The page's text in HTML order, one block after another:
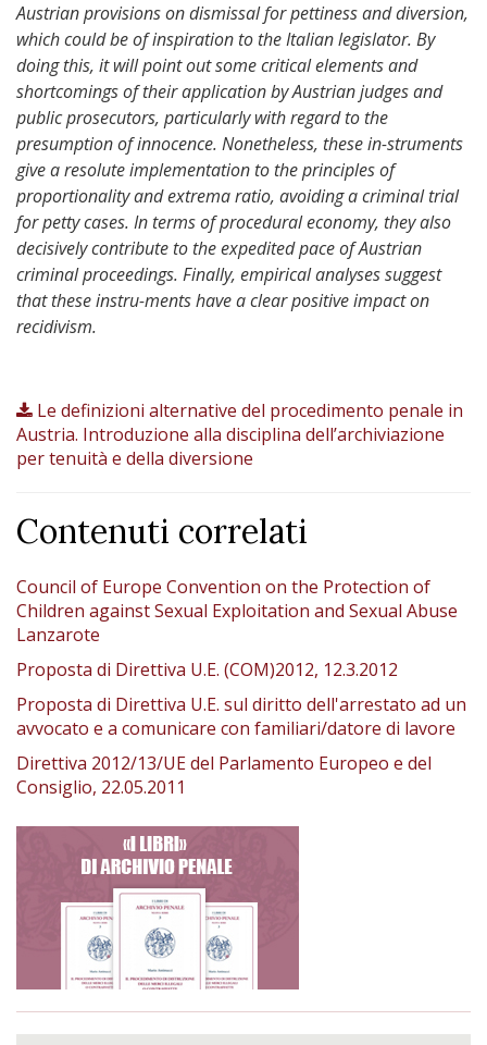
Austrian provisions on dismissal for pettiness and diversion,
which could be of inspiration to the Italian legislator. By
doing this, it will point out some critical elements and
shortcomings of their application by Austrian judges and
public prosecutors, particularly with regard to the
presumption of innocence. Nonetheless, these in-struments
give a resolute implementation to the principles of
proportionality and extrema ratio, avoiding a criminal trial
for petty cases. In terms of procedural economy, they also
decisively contribute to the expedited pace of Austrian
criminal proceedings. Finally, empirical analyses suggest
that these instru-ments have a clear positive impact on
recidivism.
Le definizioni alternative del procedimento penale in
Austria. Introduzione alla disciplina dell’archiviazione
per tenuità e della diversione
Contenuti correlati
Council of Europe Convention on the Protection of
Children against Sexual Exploitation and Sexual Abuse
Lanzarote
Proposta di Direttiva U.E. (COM)2012, 12.3.2012
Proposta di Direttiva U.E. sul diritto dell'arrestato ad un
avvocato e a comunicare con familiari/datore di lavore
Direttiva 2012/13/UE del Parlamento Europeo e del
Consiglio, 22.05.2011